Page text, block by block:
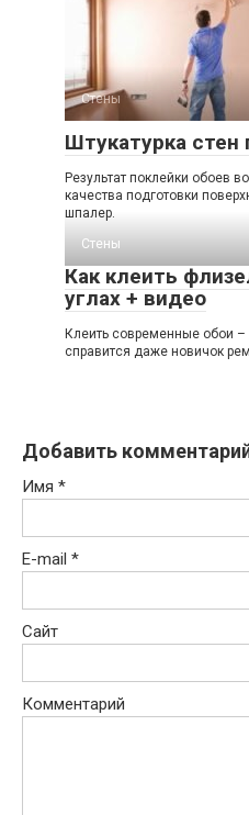
Стены
Штукатурка стен
Результат поклейки обоев
качества подготовки
шпалер.
Стены
Как клеить
углах + видео
Клеить современные обои
справится даже новичок
Добавить
Имя *
E-mail *
Сайт
Комментарий